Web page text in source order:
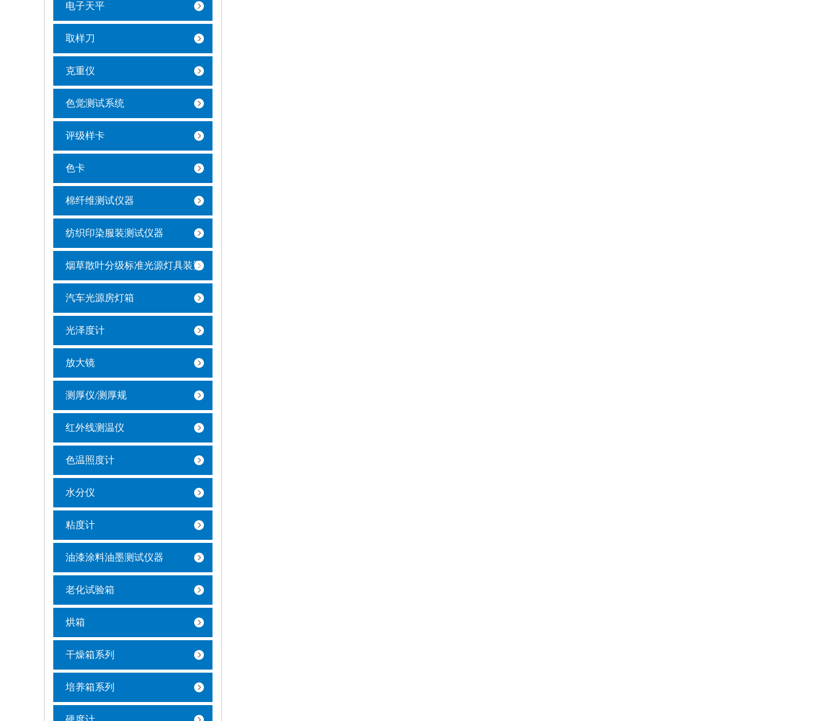
电子天平
取样刀
克重仪
色觉测试系统
评级样卡
色卡
棉纤维测试仪器
纺织印染服装测试仪器
烟草散叶分级标准光源灯具装置
汽车光源房灯箱
光泽度计
放大镜
测厚仪/测厚规
红外线测温仪
色温照度计
水分仪
粘度计
油漆涂料油墨测试仪器
老化试验箱
烘箱
干燥箱系列
培养箱系列